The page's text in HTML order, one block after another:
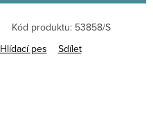
Kód produktu: 53858/S
Hlídací pes Sdílet